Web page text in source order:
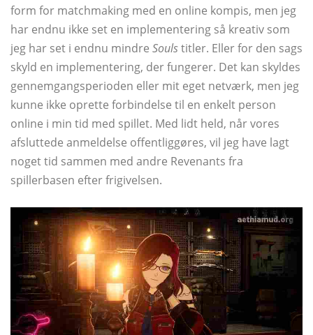
form for matchmaking med en online kompis, men jeg
har endnu ikke set en implementering så kreativ som
jeg har set i endnu mindre Soulstitler. Eller for den sags
skyld en implementering, der fungerer. Det kan skyldes
gennemgangsperioden eller mit eget netværk, men jeg
kunne ikke oprette forbindelse til en enkelt person
online i min tid med spillet. Med lidt held, når vores
afsluttede anmeldelse offentliggøres, vil jeg have lagt
noget tid sammen med andre Revenants fra
spillerbasen efter frigivelsen.